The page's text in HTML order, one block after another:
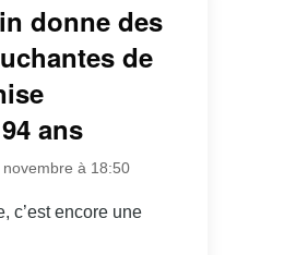
donne des
de
ans
à 18:50
c’est encore une